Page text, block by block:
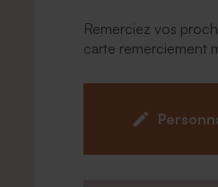
Remerciez vos
carte remerciement
une carte de